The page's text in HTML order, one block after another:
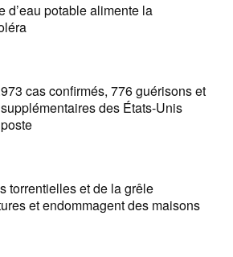
d’eau potable alimente la
cas confirmés, 776 guérisons et
des États-Unis
torrentielles et de la grêle
et endommagent des maisons